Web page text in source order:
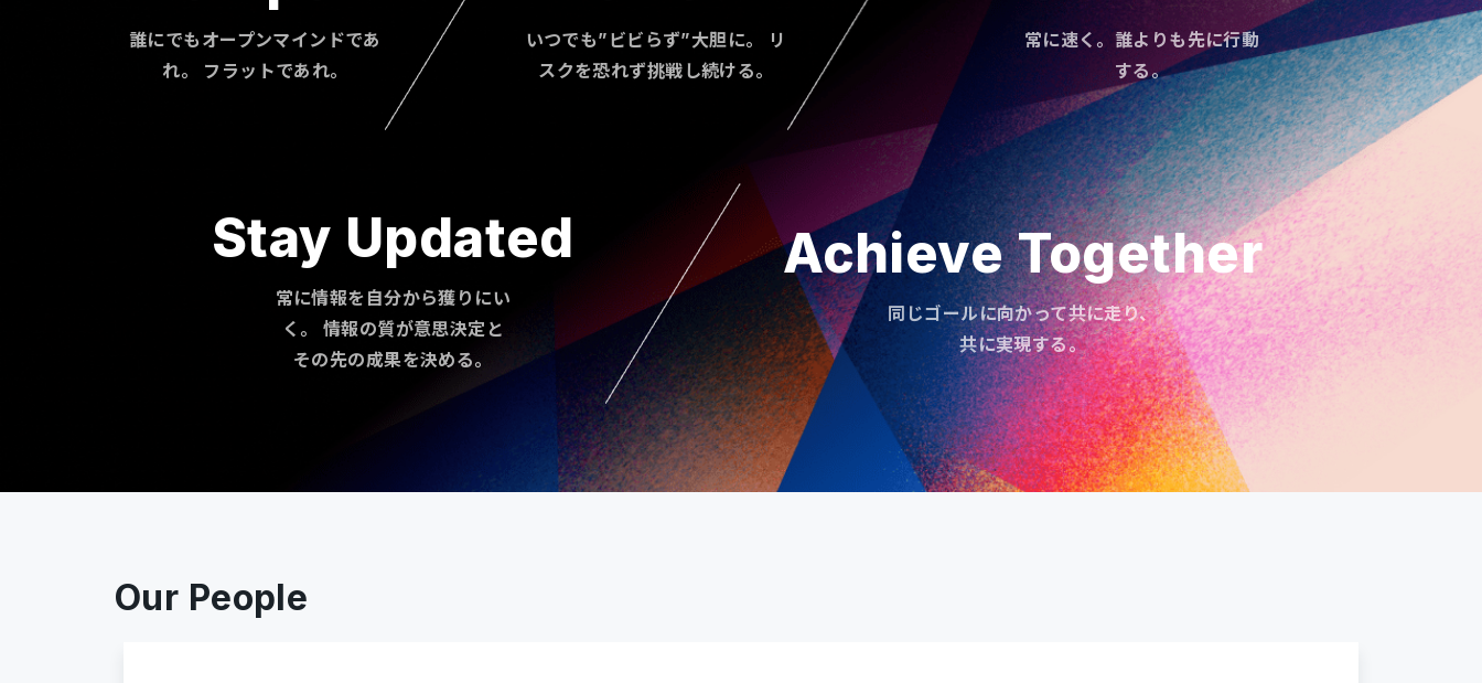
誰にでもオープンマインドであ
れ。 フラットであれ。
いつでも”ビビらず”大胆に。 リ
スクを恐れず挑戦し続ける。
常に速く。誰よりも先に行動
する。
Stay Updated
常に情報を自分から獲りにい
く。 情報の質が意思決定と
その先の成果を決める。
Achieve Together
同じゴールに向かって共に走り、
共に実現する。
Our People